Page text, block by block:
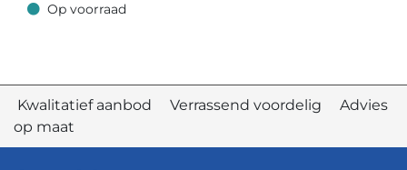
Op voorraad
Op voorraad
Kwalitatief aanbod Verrassend voordelig Advies
op maat